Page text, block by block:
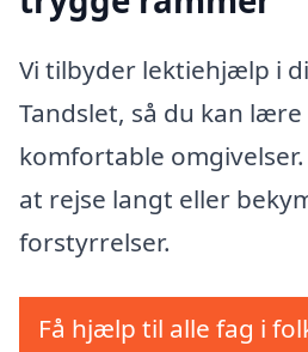
Vi tilbyder lektiehjælp i
Tandslet, så du kan
komfortable
at rejse langt eller
forstyrrelser.
Få hjælp til alle fag i